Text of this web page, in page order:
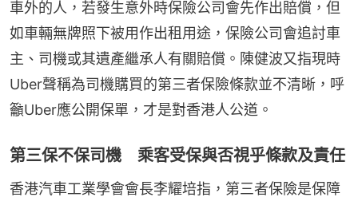
車外的人，若發生意外時保險公司會先作出賠償，但
如車輛無牌照下被用作出租用途，保險公司會追討車
主、司機或其遺產繼承人有關賠償。陳健波又指現時
Uber聲稱為司機購買的第三者保險條款並不清晰，呼
籲Uber應公開保單，才是對香港人公道。
第三保不保司機 乘客受保與否視乎條款及責任
香港汽車工業學會會長李耀培指，第三者保險是保障